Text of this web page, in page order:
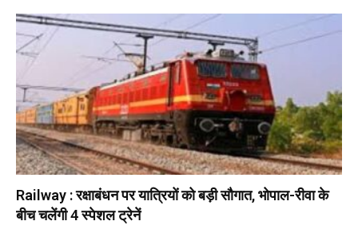
Railway : रक्षाबंधन पर यात्रियों को बड़ी सौगात, भोपाल-रीवा के
बीच चलेंगी 4 स्पेशल ट्रेनें